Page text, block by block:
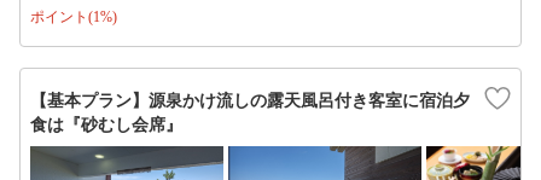
ポイント(1%)
【基本プラン】源泉かけ流しの露天風呂付き客室に宿泊夕
食は『砂むし会席』